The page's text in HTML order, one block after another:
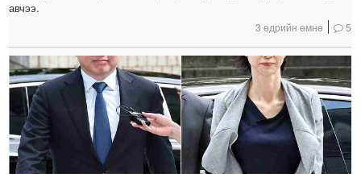
авчээ.
3 өдрийн өмнө 5